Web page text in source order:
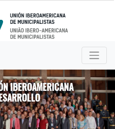
IBEROAMERICANA
Next